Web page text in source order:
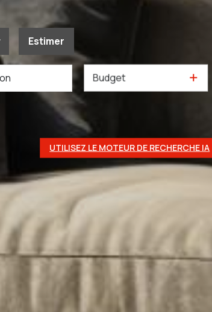
Estimer
Budget
UTILISEZ LE MOTEUR DE RECHERCHE IA